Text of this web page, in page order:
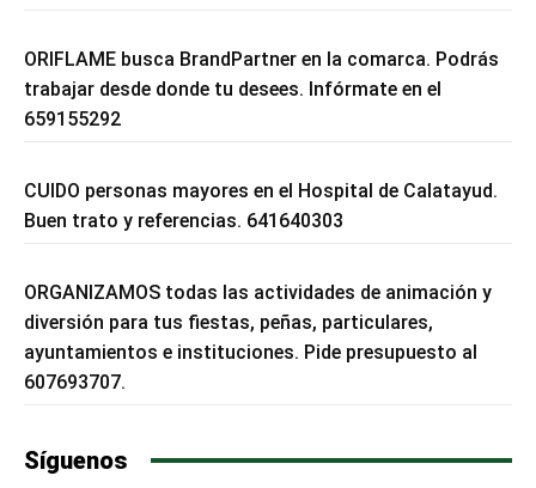
ORIFLAME busca BrandPartner en la comarca. Podrás
trabajar desde donde tu desees. Infórmate en el
659155292
CUIDO personas mayores en el Hospital de Calatayud.
Buen trato y referencias. 641640303
ORGANIZAMOS todas las actividades de animación y
diversión para tus fiestas, peñas, particulares,
ayuntamientos e instituciones. Pide presupuesto al
607693707.
Síguenos